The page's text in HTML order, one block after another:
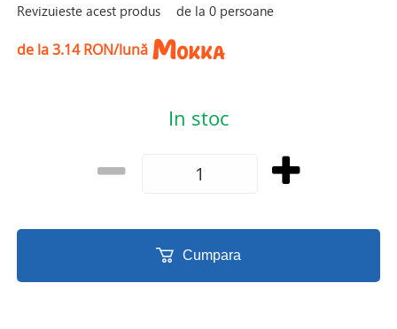
Revizuieste acest produs de la0 persoane
de la 3.14 RON/lună
In stoc
Cumpara